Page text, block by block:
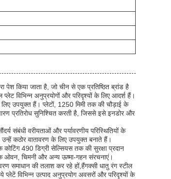
पेश किया जाता है, जो चीन से एक प्रतिष्ठित ब्रांड है
प्लेट विभिन्न अनुप्रयोगों और परिदृश्यों के लिए आदर्श हैं।
उपयुक्त हैं। प्लेटों, 1250 मिमी तक की चौड़ाई के
प्रतिरोध सुनिश्चित करती है, जिससे इसे इनडोर और
संबंधी वरीयताओं और पर्यावरणीय परिस्थितियों के
उन्हें कठोर वातावरण के लिए उपयुक्त बनाते हैं।
490 डिग्री सेल्सियस तक की सुरक्षा प्रदान
ओवन, चिमनी और अन्य ऊष्मा-गहन संरचनाएं।
समाधान की तलाश कर रहे हों,हैंगक्सी धातु रंग स्टील
विभिन्न उत्पाद अनुप्रयोग अवसरों और परिदृश्यों के